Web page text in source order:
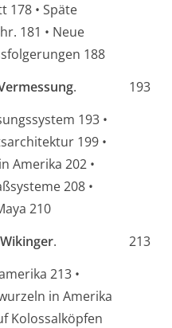
178 • Späte
181 • Neue
188
.
193
193 •
199 •
Amerika 202 •
208 •
210
.
213
213 •
in Amerika
Kolossalköpfen